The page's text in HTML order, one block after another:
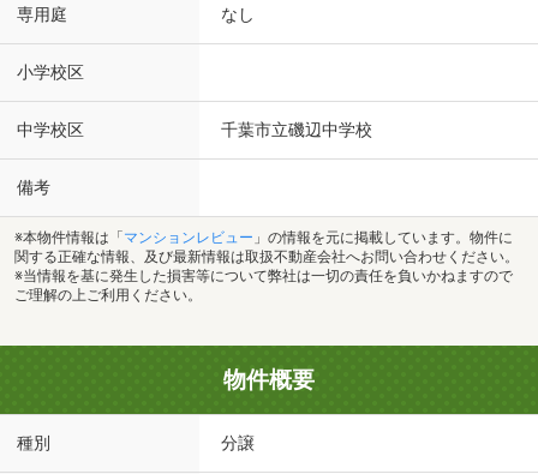
専用庭 なし
小学校区
中学校区 千葉市立磯辺中学校
備考
※本物件情報は「 マンションレビュー 」の情報を元に掲載しています。物件に
関する正確な情報、及び最新情報は取扱不動産会社へお問い合わせください。
※当情報を基に発生した損害等について弊社は一切の責任を負いかねますので
ご理解の上ご利用ください。
物件概要
種別 分譲